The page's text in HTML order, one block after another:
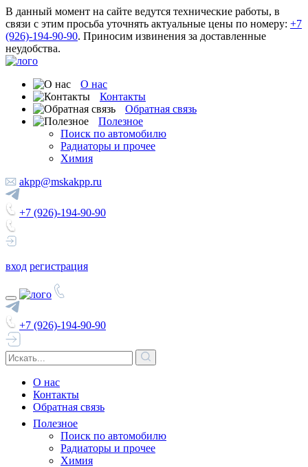
В данный момент на сайте ведутся технические работы, в
связи с этим просьба уточнять актуальные цены по номеру: +7
(926)-194-90-90. Приносим извинения за доставленные
неудобства.
О нас
Контакты
Обратная связь
Полезное
Поиск по автомобилю
Радиаторы и прочее
Химия
akpp@mskakpp.ru
+7 (926)-194-90-90
вход регистрация
+7 (926)-194-90-90
О нас
Контакты
Обратная связь
Полезное
Поиск по автомобилю
Радиаторы и прочее
Химия